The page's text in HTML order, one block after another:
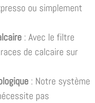
ou simplement
: Avec le filtre
de calcaire sur
: Notre système
pas